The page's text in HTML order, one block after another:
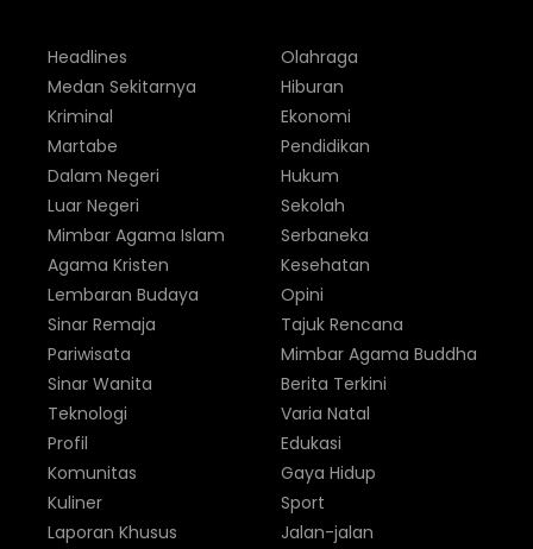
Headlines
Medan Sekitarnya
Kriminal
Martabe
Dalam Negeri
Luar Negeri
Olahraga
Hiburan
Ekonomi
Pendidikan
Hukum
Sekolah
Mimbar Agama Islam
Agama Kristen
Lembaran Budaya
Sinar Remaja
Pariwisata
Sinar Wanita
Serbaneka
Kesehatan
Opini
Tajuk Rencana
Mimbar Agama Buddha
Berita Terkini
Teknologi
Profil
Komunitas
Kuliner
Laporan Khusus
Varia Natal
Edukasi
Gaya Hidup
Sport
Jalan-jalan